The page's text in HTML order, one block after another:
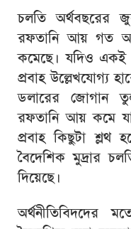
চলতি অর্থবছরের
রফতানি আয় গত
কমেছে। যদিও একই
প্রবাহ উল্লেখযোগ্য
ডলারের জোগান
রফতানি আয় কমে
প্রবাহ কিছুটা শ্লথ
বৈদেশিক মুদ্রার
দিয়েছে।
অর্থনীতিবিদদের